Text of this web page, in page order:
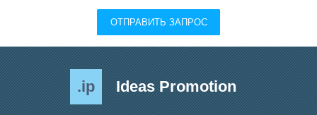
ОТПРАВИТЬ ЗАПРОС
.ip Ideas Promotion